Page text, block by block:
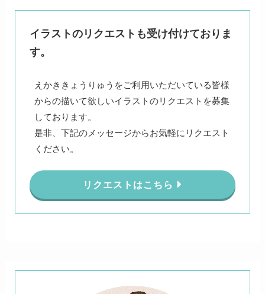
イラストのリクエストも受け付けておりま
す。
えかききょうりゅうをご利用いただいている皆様
からの描いて欲しいイラストのリクエストを募集
しております。
是非、下記のメッセージからお気軽にリクエスト
ください。
リクエストはこちら